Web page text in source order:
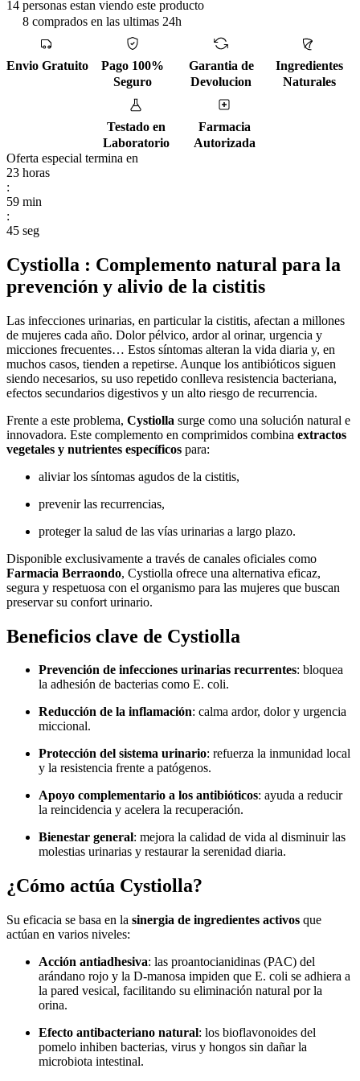
14 personas estan viendo este producto
8 comprados en las ultimas 24h
Envio Gratuito
Pago 100%
Seguro
Garantia de
Devolucion
Ingredientes
Naturales
Testado en
Laboratorio
Farmacia
Autorizada
Oferta especial termina en
23 horas
:
59 min
:
44 seg
Cystiolla : Complemento natural para la
prevención y alivio de la cistitis
Las infecciones urinarias, en particular la cistitis, afectan a millones
de mujeres cada año. Dolor pélvico, ardor al orinar, urgencia y
micciones frecuentes… Estos síntomas alteran la vida diaria y, en
muchos casos, tienden a repetirse. Aunque los antibióticos siguen
siendo necesarios, su uso repetido conlleva resistencia bacteriana,
efectos secundarios digestivos y un alto riesgo de recurrencia.
Frente a este problema, Cystiolla surge como una solución natural e
innovadora. Este complemento en comprimidos combina extractos
vegetales y nutrientes específicos para:
aliviar los síntomas agudos de la cistitis,
prevenir las recurrencias,
proteger la salud de las vías urinarias a largo plazo.
Disponible exclusivamente a través de canales oficiales como
Farmacia Berraondo, Cystiolla ofrece una alternativa eficaz,
segura y respetuosa con el organismo para las mujeres que buscan
preservar su confort urinario.
Beneficios clave de Cystiolla
Prevención de infecciones urinarias recurrentes: bloquea
la adhesión de bacterias como E. coli.
Reducción de la inflamación: calma ardor, dolor y urgencia
miccional.
Protección del sistema urinario: refuerza la inmunidad local
y la resistencia frente a patógenos.
Apoyo complementario a los antibióticos: ayuda a reducir
la reincidencia y acelera la recuperación.
Bienestar general: mejora la calidad de vida al disminuir las
molestias urinarias y restaurar la serenidad diaria.
¿Cómo actúa Cystiolla?
Su eficacia se basa en la sinergia de ingredientes activos que
actúan en varios niveles:
Acción antiadhesiva: las proantocianidinas (PAC) del
arándano rojo y la D-manosa impiden que E. coli se adhiera a
la pared vesical, facilitando su eliminación natural por la
orina.
Efecto antibacteriano natural: los bioflavonoides del
pomelo inhiben bacterias, virus y hongos sin dañar la
microbiota intestinal.